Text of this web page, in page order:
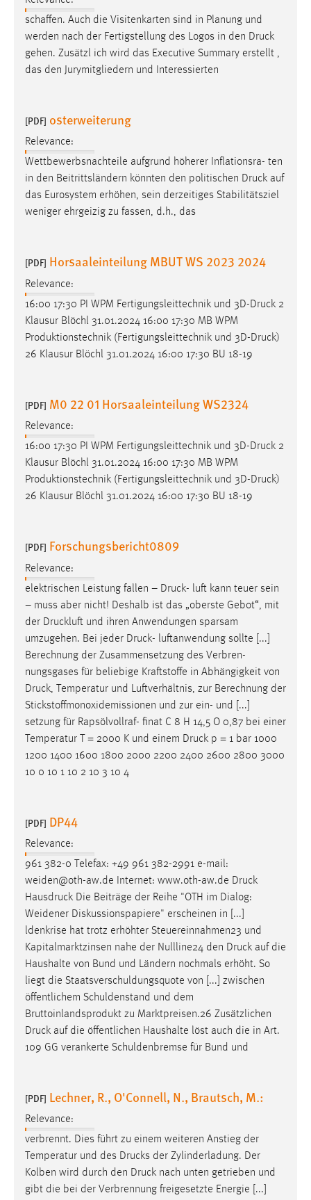
schaffen. Auch die Visitenkarten sind in Planung und
werden nach der Fertigstellung des Logos in den Druck
gehen. Zusätzl ich wird das Executive Summary erstellt ,
das den Jurymitgliedern und Interessierten
[PDF] osterweiterung
Relevance:
Wettbewerbsnachteile aufgrund höherer Inflationsra- ten
in den Beitrittsländern könnten den politischen Druck auf
das Eurosystem erhöhen, sein derzeitiges Stabilitätsziel
weniger ehrgeizig zu fassen, d.h., das
[PDF] Horsaaleinteilung MBUT WS 2023 2024
Relevance:
16:00 17:30 PI WPM Fertigungsleittechnik und 3D-Druck 2
Klausur Blöchl 31.01.2024 16:00 17:30 MB WPM
Produktionstechnik (Fertigungsleittechnik und 3D-Druck)
26 Klausur Blöchl 31.01.2024 16:00 17:30 BU 18-19
[PDF] M0 22 01 Horsaaleinteilung WS2324
Relevance:
16:00 17:30 PI WPM Fertigungsleittechnik und 3D-Druck 2
Klausur Blöchl 31.01.2024 16:00 17:30 MB WPM
Produktionstechnik (Fertigungsleittechnik und 3D-Druck)
26 Klausur Blöchl 31.01.2024 16:00 17:30 BU 18-19
[PDF] Forschungsbericht0809
Relevance:
elektrischen Leistung fallen – Druck- luft kann teuer sein
– muss aber nicht! Deshalb ist das „oberste Gebot“, mit
der Druckluft und ihren Anwendungen sparsam
umzugehen. Bei jeder Druck- luftanwendung sollte [...]
Berechnung der Zusammensetzung des Verbren-
nungsgases für beliebige Kraftstoffe in Abhängigkeit von
Druck, Temperatur und Luftverhältnis, zur Berechnung der
Stickstoffmonoxidemissionen und zur ein- und [...]
setzung für Rapsölvollraf- finat C 8 H 14,5 O 0,87 bei einer
Temperatur T = 2000 K und einem Druck p = 1 bar 1000
1200 1400 1600 1800 2000 2200 2400 2600 2800 3000
10 0 10 1 10 2 10 3 10 4
[PDF] DP44
Relevance:
961 382-0 Telefax: +49 961 382-2991 e-mail:
weiden@oth-aw.de Internet: www.oth-aw.de Druck
Hausdruck Die Beiträge der Reihe "OTH im Dialog:
Weidener Diskussionspapiere" erscheinen in [...]
ldenkrise hat trotz erhöhter Steuereinnahmen23 und
Kapitalmarktzinsen nahe der Nullline24 den Druck auf die
Haushalte von Bund und Ländern nochmals erhöht. So
liegt die Staatsverschuldungsquote von [...] zwischen
öffentlichem Schuldenstand und dem
Bruttoinlandsprodukt zu Marktpreisen.26 Zusätzlichen
Druck auf die öffentlichen Haushalte löst auch die in Art.
109 GG verankerte Schuldenbremse für Bund und
[PDF] Lechner, R., O'Connell, N., Brautsch, M.:
Relevance:
verbrennt. Dies führt zu einem weiteren Anstieg der
Temperatur und des Drucks der Zylinderladung. Der
Kolben wird durch den Druck nach unten getrieben und
gibt die bei der Verbrennung freigesetzte Energie [...]